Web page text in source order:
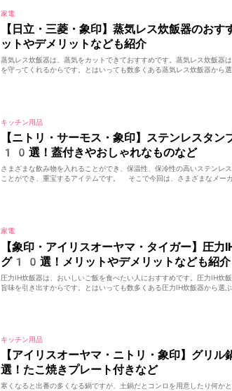
家電
【日立・三菱・象印】蒸気レス炊飯器のお
ットやデメリットなども紹介
蒸気レス炊飯器は、蒸気をカットできておすすめです。蒸気レス炊飯器
を守ってくれるからです。とはいっても数多くある蒸気レス炊飯器から
キッチン用品
【ニトリ・サーモス・象印】ステンレスタ
10選！蓋付きやおしゃれなものなど
さまざまな飲み物を入れることができ、保温性、保冷性の高いステンレ
ことができ、重宝するアイテムです。 そこで今回は、さまざまなメー
家電
【象印・アイリスオーヤマ・タイガー】圧
グ10選！メリットやデメリットなども紹介
圧力IH炊飯器は、おいしいご飯を食べたい人におすすめです。圧力IH炊
旨味を引き出すからです。とはいっても数多くある圧力IH炊飯器から選ぶ
キッチン用品
【アイリスオーヤマ・ニトリ・象印】グリ
選！たこ焼きプレート付きなど
寒くなると出番の多くなる鍋ですが、土鍋だとコンロを用意したり何か